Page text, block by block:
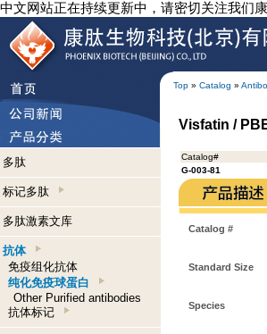
中文网站正在持续更新中，请密切关注我们
Top » Catalog »
多肽
标记多肽
多肽激素文库
抗体
免疫组化抗体
纯化免疫球蛋白
Other Purified antibodies
抗体标记
Visfatin /
Catalog#
G-003-81
Catalog #
Standard Size
Species